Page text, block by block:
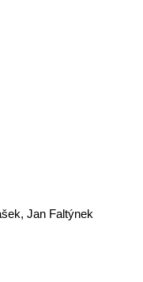
Jan Faltýnek